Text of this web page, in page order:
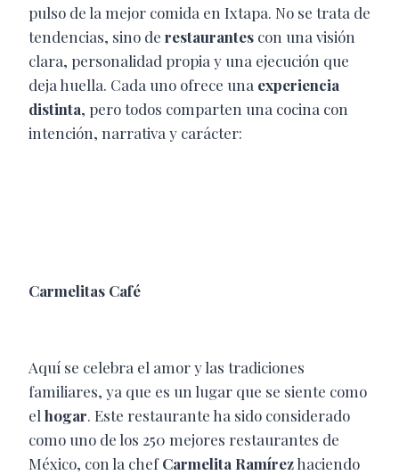
pulso de la mejor comida en Ixtapa. No se trata de
tendencias, sino de restaurantes con una visión
clara, personalidad propia y una ejecución que
deja huella. Cada uno ofrece una experiencia
distinta, pero todos comparten una cocina con
intención, narrativa y carácter:
Carmelitas Café
Aquí se celebra el amor y las tradiciones
familiares, ya que es un lugar que se siente como
el hogar. Este restaurante ha sido considerado
como uno de los 250 mejores restaurantes de
México, con la chefCarmelita Ramírezhaciendo